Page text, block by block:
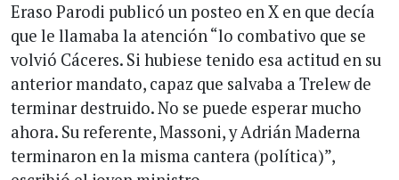
Eraso Parodi publicó un posteo en X en que decía
que le llamaba la atención “lo combativo que se
volvió Cáceres. Si hubiese tenido esa actitud en su
anterior mandato, capaz que salvaba a Trelew de
terminar destruido. No se puede esperar mucho
ahora. Su referente, Massoni, y Adrián Maderna
terminaron en la misma cantera (política)”,